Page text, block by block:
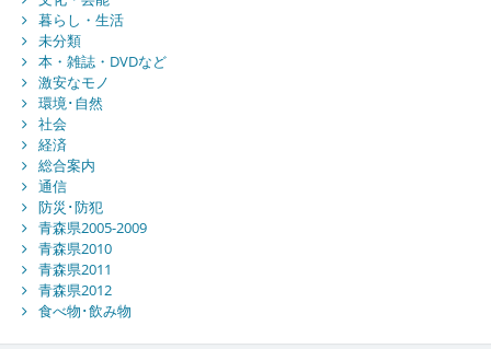
暮らし・生活
未分類
本・雑誌・DVDなど
激安なモノ
環境･自然
社会
経済
総合案内
通信
防災･防犯
青森県2005-2009
青森県2010
青森県2011
青森県2012
食べ物･飲み物